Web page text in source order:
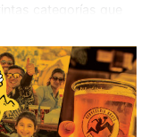
categorías que